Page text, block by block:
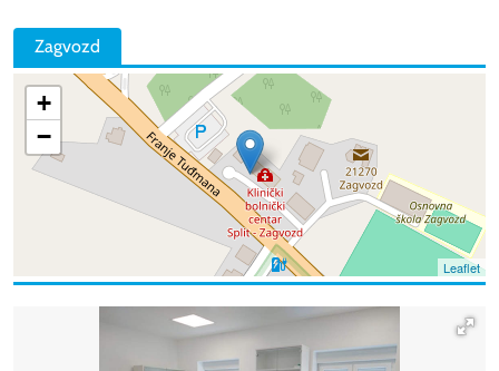
Zagvozd
+
−
Leaflet